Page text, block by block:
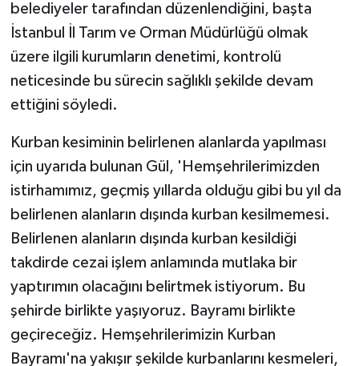
belediyeler tarafından düzenlendiğini, başta
İstanbul İl Tarım ve Orman Müdürlüğü olmak
üzere ilgili kurumların denetimi, kontrolü
neticesinde bu sürecin sağlıklı şekilde devam
ettiğini söyledi.
Kurban kesiminin belirlenen alanlarda yapılması
için uyarıda bulunan Gül, 'Hemşehrilerimizden
istirhamımız, geçmiş yıllarda olduğu gibi bu yıl da
belirlenen alanların dışında kurban kesilmemesi.
Belirlenen alanların dışında kurban kesildiği
takdirde cezai işlem anlamında mutlaka bir
yaptırımın olacağını belirtmek istiyorum. Bu
şehirde birlikte yaşıyoruz. Bayramı birlikte
geçireceğiz. Hemşehrilerimizin Kurban
Bayramı'na yakışır şekilde kurbanlarını kesmeleri,